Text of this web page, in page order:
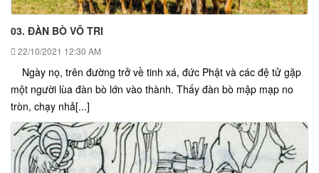
03. ĐÀN BÒ VÔ TRI
22/10/2021 12:30 AM
Ngày nọ, trên đường trở về tinh xá, đức Phật và các đệ tử gặp
một người lùa đàn bò lớn vào thành. Thấy đàn bò mập mạp no
tròn, chạy nhả[...]